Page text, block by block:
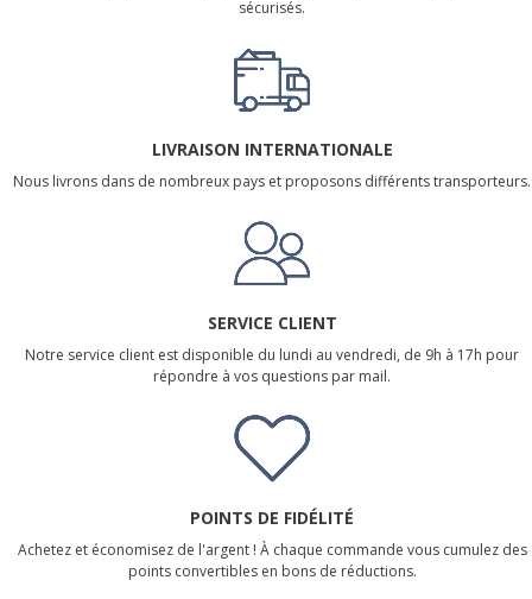
sécurisés.
LIVRAISON INTERNATIONALE
Nous livrons dans de nombreux pays et proposons différents transporteurs.
SERVICE CLIENT
Notre service client est disponible du lundi au vendredi, de 9h à 17h pour
répondre à vos questions par mail.
POINTS DE FIDÉLITÉ
Achetez et économisez de l'argent ! À chaque commande vous cumulez des
points convertibles en bons de réductions.